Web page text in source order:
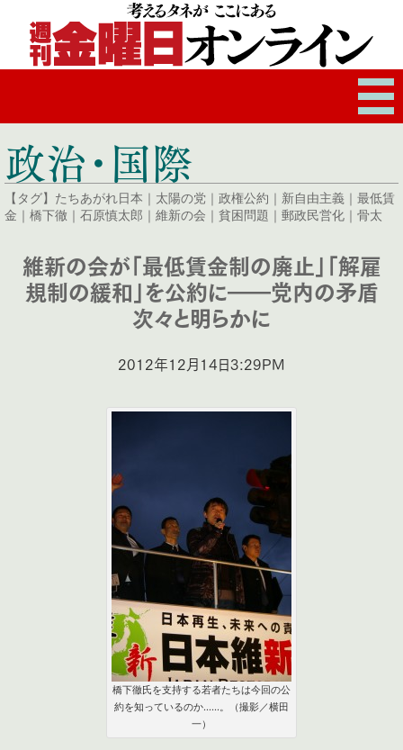
政治・国際
【タグ】 たちあがれ日本 ｜ 太陽の党 ｜ 政権公約 ｜ 新自由主義 ｜ 最低賃
金 ｜ 橋下徹 ｜ 石原慎太郎 ｜ 維新の会 ｜ 貧困問題 ｜ 郵政民営化 ｜ 骨太
維新の会が「最低賃金制の廃止」「解雇
規制の緩和」を公約に――党内の矛盾
次々と明らかに
2012年12月14日3:29PM
橋下徹氏を支持する若者たちは今回の公
約を知っているのか……。（撮影／横田
一）